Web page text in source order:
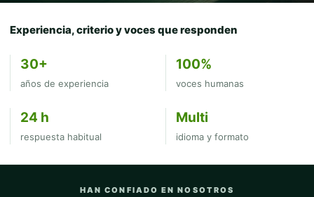
Experiencia, criterio y voces que responden
30+
años de experiencia
100%
voces humanas
24 h
respuesta habitual
Multi
idioma y formato
HAN CONFIADO EN NOSOTROS